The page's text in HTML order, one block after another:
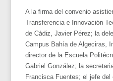
A la firma del convenio
Transferencia e Innovación
de Cádiz, Javier Pérez; la
Campus Bahía de Algeciras,
director de la Escuela
Gabriel González; la
Francisca Fuentes; el jefe